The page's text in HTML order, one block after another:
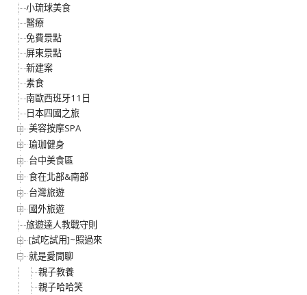
小琉球美食
醫療
免費景點
屏東景點
新建案
素食
南歐西班牙11日
日本四國之旅
美容按摩SPA
瑜珈健身
台中美食區
食在北部&南部
台灣旅遊
國外旅遊
旅遊達人教戰守則
[試吃試用]~照過來
就是愛閒聊
親子教養
親子哈哈笑